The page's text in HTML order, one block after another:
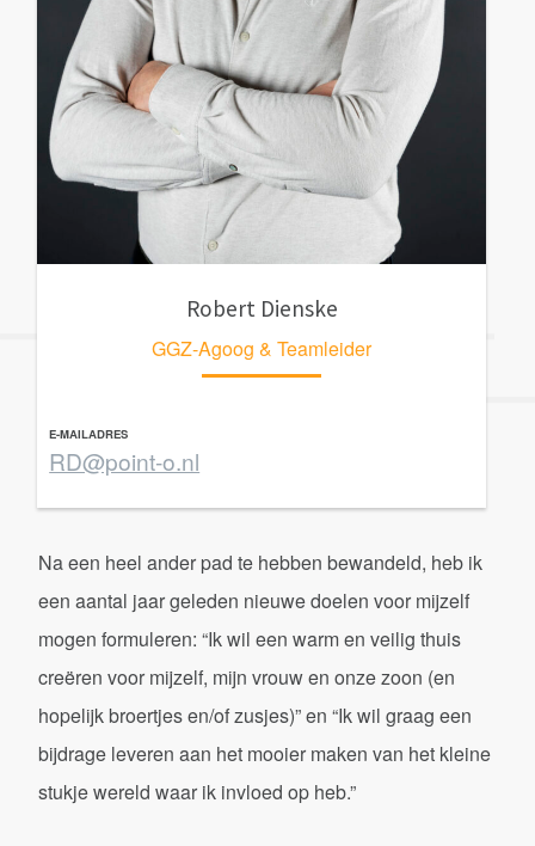
Robert Dienske
GGZ-Agoog & Teamleider
E-MAILADRES
RD@point-o.nl
Na een heel ander pad te hebben bewandeld, heb ik
een aantal jaar geleden nieuwe doelen voor mijzelf
mogen formuleren: “Ik wil een warm en veilig thuis
creëren voor mijzelf, mijn vrouw en onze zoon (en
hopelijk broertjes en/of zusjes)” en “Ik wil graag een
bijdrage leveren aan het mooier maken van het kleine
stukje wereld waar ik invloed op heb.”